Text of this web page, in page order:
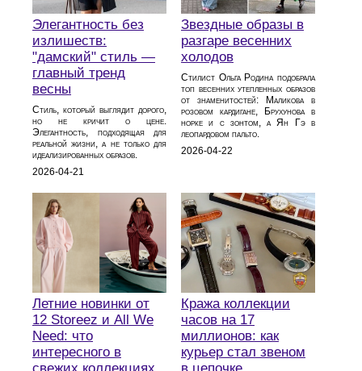
Элегантность без
излишеств:
"дамский" стиль —
главный тренд
весны
Стиль, который выглядит дорого,
но не кричит о цене.
Элегантность, подходящая для
реальной жизни, а не только для
идеализированных образов.
2026-04-21
Звездные образы в
разгаре весенних
холодов
Стилист Ольга Родина подобрала
топ весенних утепленных образов
от знаменитостей: Маликова в
розовом кардигане, Брухунова в
норке и с зонтом, а Ян Гэ в
леопардовом пальто.
2026-04-22
Летние новинки от
12 Storeez и All We
Need: что
интересного в
Кража коллекции
часов на 17
миллионов: как
курьер стал звеном